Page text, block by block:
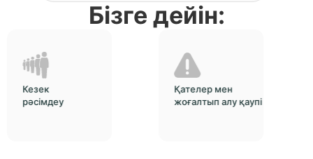
Бізге дейін:
Кезек
рәсімдеу
Қателер мен
жоғалтып алу қаупі